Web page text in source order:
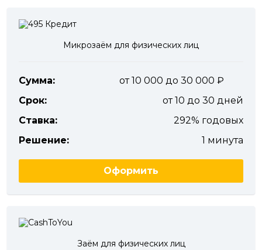
Микрозаём для физических лиц
Сумма:
от 10 000 до 30 000
Срок:
от 10 до 30 дней
Ставка:
292% годовых
Решение:
1 минута
Оформить
Заём для физических лиц